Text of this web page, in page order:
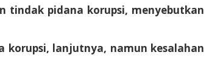
tindak pidana korupsi, menyebutkan
korupsi, lanjutnya, namun kesalahan